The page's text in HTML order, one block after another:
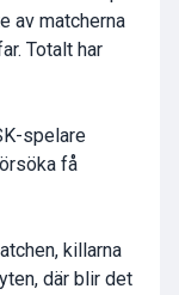
av matcherna
Totalt har
spelare
få
killarna
där blir det